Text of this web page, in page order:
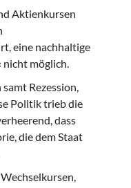
Aktienkursen
eine nachhaltige
möglich.
Rezession,
Politik trieb die
dass
die dem Staat